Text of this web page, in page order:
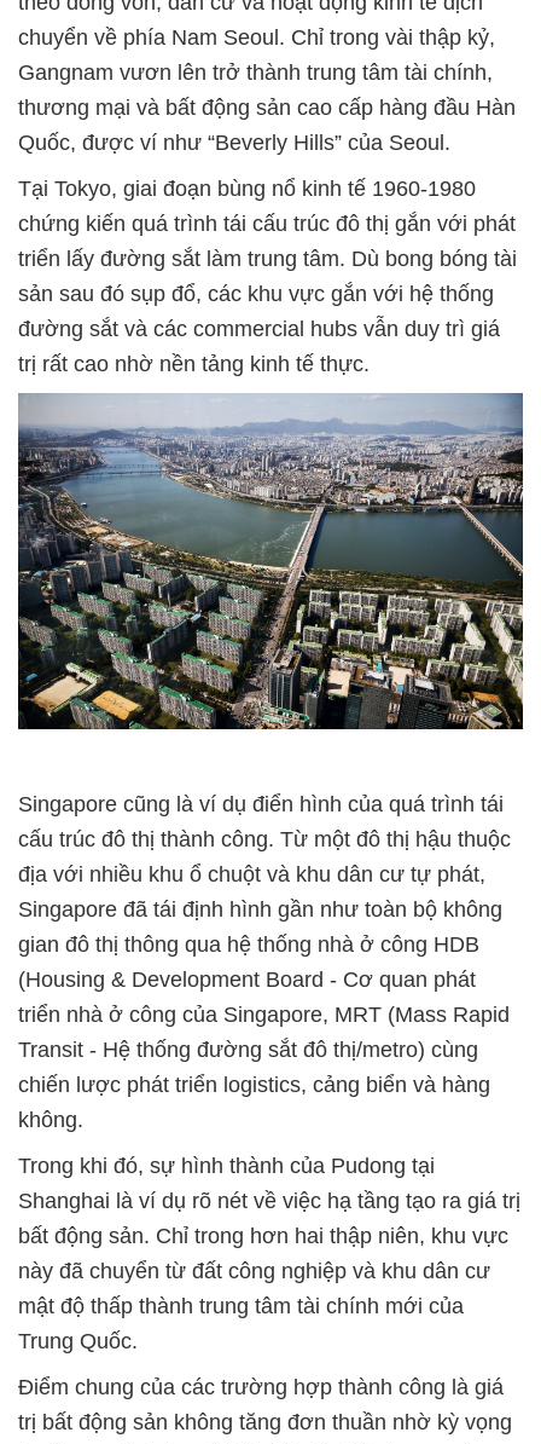
chuyển về phía Nam Seoul. Chỉ trong vài thập kỷ,
Gangnam vươn lên trở thành trung tâm tài chính,
thương mại và bất động sản cao cấp hàng đầu Hàn
Quốc, được ví như “Beverly Hills” của Seoul.
Tại Tokyo, giai đoạn bùng nổ kinh tế 1960-1980
chứng kiến quá trình tái cấu trúc đô thị gắn với phát
triển lấy đường sắt làm trung tâm. Dù bong bóng tài
sản sau đó sụp đổ, các khu vực gắn với hệ thống
đường sắt và các commercial hubs vẫn duy trì giá
trị rất cao nhờ nền tảng kinh tế thực.
Singapore cũng là ví dụ điển hình của quá trình tái
cấu trúc đô thị thành công. Từ một đô thị hậu thuộc
địa với nhiều khu ổ chuột và khu dân cư tự phát,
Singapore đã tái định hình gần như toàn bộ không
gian đô thị thông qua hệ thống nhà ở công HDB
(Housing & Development Board - Cơ quan phát
triển nhà ở công của Singapore, MRT (Mass Rapid
Transit - Hệ thống đường sắt đô thị/metro) cùng
chiến lược phát triển logistics, cảng biển và hàng
không.
Trong khi đó, sự hình thành của Pudong tại
Shanghai là ví dụ rõ nét về việc hạ tầng tạo ra giá trị
bất động sản. Chỉ trong hơn hai thập niên, khu vực
này đã chuyển từ đất công nghiệp và khu dân cư
mật độ thấp thành trung tâm tài chính mới của
Trung Quốc.
Điểm chung của các trường hợp thành công là giá
trị bất động sản không tăng đơn thuần nhờ kỳ vọng